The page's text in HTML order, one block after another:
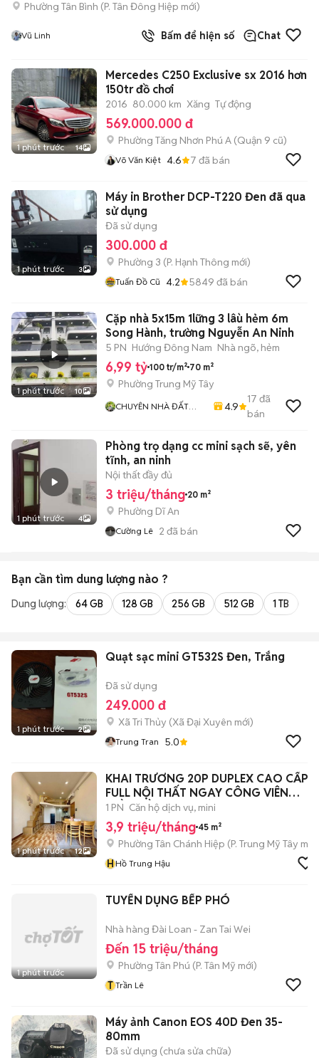
Phường Tân Bình (P. Tân Đông Hiệp mới)
Vũ Linh Bấm để hiện số Chat
1 phút trước 14
Mercedes C250 Exclusive sx 2016 hơn
150tr đồ chơi
2016 80.000 km Xăng Tự động
569.000.000 đ
Phường Tăng Nhơn Phú A (Quận 9 cũ)
Võ Văn Kiệt 4.6 7 đã bán
1 phút trước 3
Máy in Brother DCP-T220 Đen đã qua
sử dụng
Đã sử dụng
300.000 đ
Phường 3 (P. Hạnh Thông mới)
Tuấn Đồ Cũ 4.2 5849 đã bán
1 phút trước 10
Cặp nhà 5x15m 1lững 3 lâù hẻm 6m
Song Hành, trường Nguyễn An Ninh
5 PN Hướng Đông Nam Nhà ngõ, hẻm
6,99 tỷ 100 tr/m² 70 m²
Phường Trung Mỹ Tây
CHUYÊN NHÀ ĐẤT
4.9
17 đã
bán
1 phút trước 4
Phòng trọ dạng cc mini sạch sẽ, yên
tĩnh, an ninh
Nội thất đầy đủ
3 triệu/tháng 20 m²
Phường Dĩ An
Cường Lê 2 đã bán
Bạn cần tìm dung lượng nào ?
Dung lượng: 64 GB 128 GB 256 GB 512 GB 1 TB
1 phút trước 2
Quạt sạc mini GT532S Đen, Trắng
Đã sử dụng
249.000 đ
Xã Tri Thủy (Xã Đại Xuyên mới)
Trung Tran 5.0
1 phút trước 12
KHAI TRƯƠNG 20P DUPLEX CAO CẤP
FULL NỘI THẤT NGAY CÔNG VIÊN
PHẦN MỀM
1 PN Căn hộ dịch vụ, mini
3,9 triệu/tháng 45 m²
Phường Tân Chánh Hiệp (P. Trung Mỹ Tây mới)
HHồ Trung Hậu
1 phút trước
TUYỂN DỤNG BẾP PHÓ
Nhà hàng Đài Loan - Zan Tai Wei
Đến 15 triệu/tháng
Phường Tân Phú (P. Tân Mỹ mới)
T Trần Lê
Máy ảnh Canon EOS 40D Đen 35-
80mm
Đã sử dụng (chưa sửa chữa)